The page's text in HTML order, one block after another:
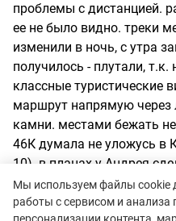
проблемы с дистанцией.
ее не было видно. треки
изменили в ночь, с утра
получилось - плутали,
классные туристические
маршрут напрямую через
камни. местами бежать
46К думала не уложусь в
10). в планах у Андрея
приезжали семьями: на
были разные
Мы используем файлы cookie
работы с сервисом и